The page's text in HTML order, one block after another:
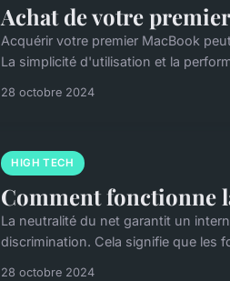
Achat de votre
Acquérir votre premier MacBook
La simplicité d'utilisation et la
28 octobre 2024
HIGH TECH
Comment fonctionne
La neutralité du net garantit un
discrimination. Cela signifie que les
28 octobre 2024